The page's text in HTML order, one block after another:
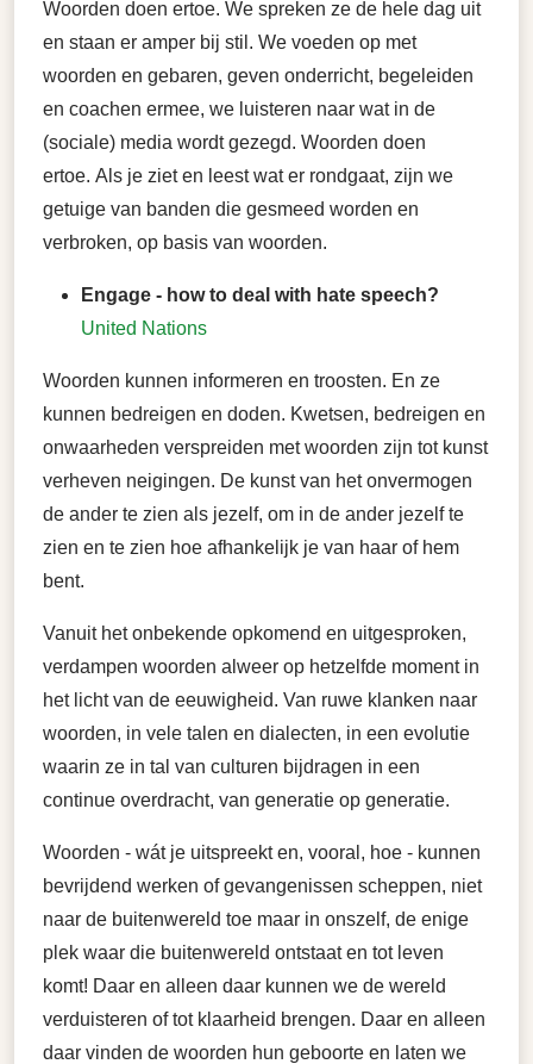
Woorden doen ertoe. We spreken ze de hele dag uit
en staan er amper bij stil. We voeden op met
woorden en gebaren, geven onderricht, begeleiden
en coachen ermee, we luisteren naar wat in de
(sociale) media wordt gezegd. Woorden doen
ertoe. Als je ziet en leest wat er rondgaat, zijn we
getuige van banden die gesmeed worden en
verbroken, op basis van woorden.
Engage - how to deal with hate speech?
United Nations
Woorden kunnen informeren en troosten. En ze
kunnen bedreigen en doden. Kwetsen, bedreigen en
onwaarheden verspreiden met woorden zijn tot kunst
verheven neigingen. De kunst van het onvermogen
de ander te zien als jezelf, om in de ander jezelf te
zien en te zien hoe afhankelijk je van haar of hem
bent.
Vanuit het onbekende opkomend en uitgesproken,
verdampen woorden alweer op hetzelfde moment in
het licht van de eeuwigheid. Van ruwe klanken naar
woorden, in vele talen en dialecten, in een evolutie
waarin ze in tal van culturen bijdragen in een
continue overdracht, van generatie op generatie.
Woorden - wát je uitspreekt en, vooral, hoe - kunnen
bevrijdend werken of gevangenissen scheppen, niet
naar de buitenwereld toe maar in onszelf, de enige
plek waar die buitenwereld ontstaat en tot leven
komt! Daar en alleen daar kunnen we de wereld
verduisteren of tot klaarheid brengen. Daar en alleen
daar vinden de woorden hun geboorte en laten we